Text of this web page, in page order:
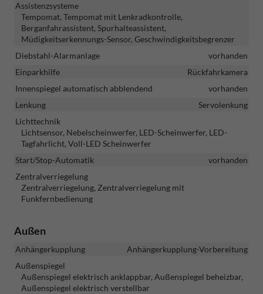
Assistenzsysteme
Tempomat, Tempomat mit Lenkradkontrolle,
Berganfahrassistent, Spurhalteassistent,
Müdigkeitserkennungs-Sensor, Geschwindigkeitsbegrenzer
Diebstahl-Alarmanlage
vorhanden
Einparkhilfe
Rückfahrkamera
Innenspiegel automatisch abblendend
vorhanden
Lenkung
Servolenkung
Lichttechnik
Lichtsensor, Nebelscheinwerfer, LED-Scheinwerfer, LED-
Tagfahrlicht, Voll-LED Scheinwerfer
Start/Stop-Automatik
vorhanden
Zentralverriegelung
Zentralverriegelung, Zentralverriegelung mit
Funkfernbedienung
Außen
Anhängerkupplung
Anhängerkupplung-Vorbereitung
Außenspiegel
Außenspiegel elektrisch anklappbar, Außenspiegel beheizbar,
Außenspiegel elektrisch verstellbar